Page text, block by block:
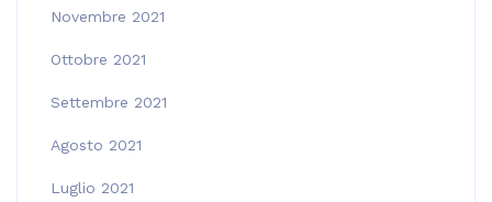
Novembre 2021
Ottobre 2021
Settembre 2021
Agosto 2021
Luglio 2021